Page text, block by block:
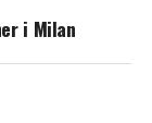
i Milan